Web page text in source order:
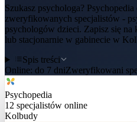
Szukasz psychologa?
zweryfikowanych specjalistów -
psychologów dzieci. Zapisz się
lub stacjonarnie w gabinecie w
Spis treści
Online: do 7 dniZweryfikowani
Psychopedia
12 specjalistów online
Kolbudy